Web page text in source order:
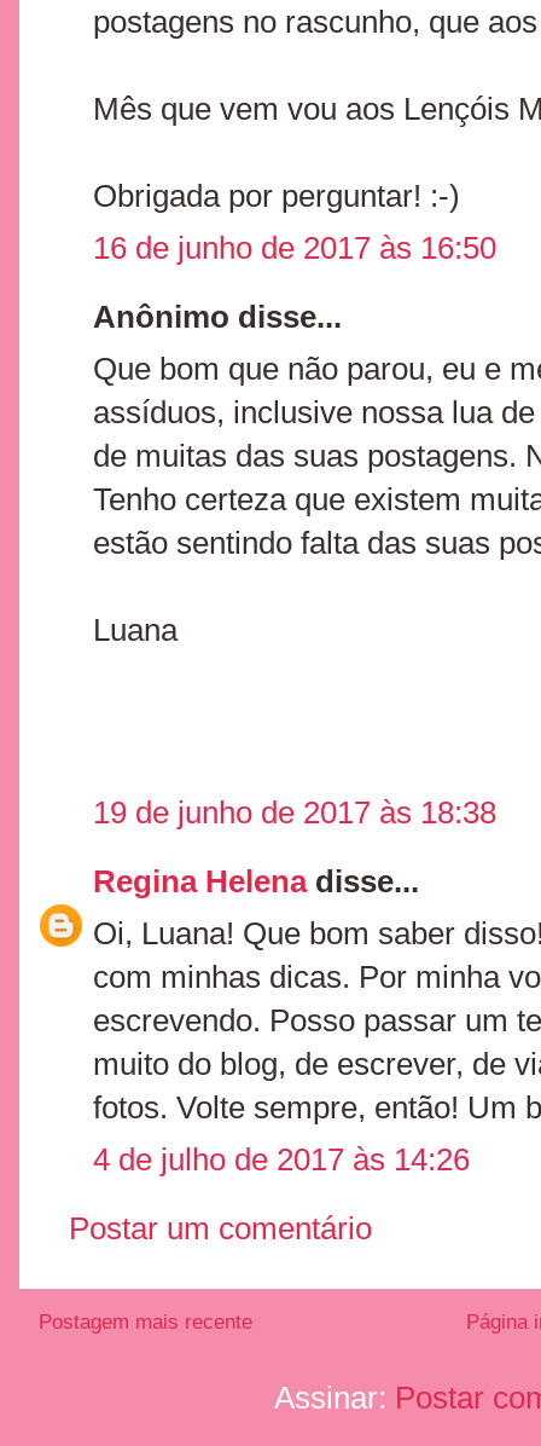
postagens no rascunho, que
Mês que vem vou aos Lençóis
Obrigada por perguntar! :-)
16 de junho de 2017 às 16:50
Anônimo disse...
Que bom que não parou, eu e
assíduos, inclusive nossa lua
de muitas das suas postagens.
Tenho certeza que existem
estão sentindo falta das suas
Luana
19 de junho de 2017 às 18:38
Regina Helenadisse...
Oi, Luana! Que bom saber
com minhas dicas. Por minha
escrevendo. Posso passar um
muito do blog, de escrever, de
fotos. Volte sempre, então! Um
4 de julho de 2017 às 14:26
Postar um comentário
Postagem mais recente Página
Assinar: Postar